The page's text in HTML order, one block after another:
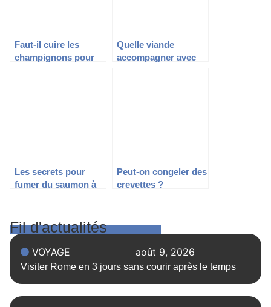
Faut-il cuire les
champignons pour
Quelle viande
accompagner avec
Les secrets pour
fumer du saumon à
Peut-on congeler des
crevettes ?
Fil d'actualités
VOYAGE août 9, 2026
Visiter Rome en 3 jours sans courir après le temps